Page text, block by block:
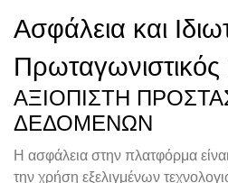
Ασφάλεια και
ΑΞΙΌΠΙΣΤΗ
ΔΕΔΟΜΈΝΩΝ
Η ασφάλεια στην πλατφόρμα
την χρήση εξελιγμένων